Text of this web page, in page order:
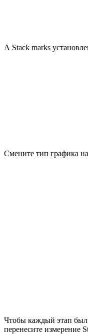
А Stack marks
Смените тип графика
Чтобы каждый этап
перенесите измерение